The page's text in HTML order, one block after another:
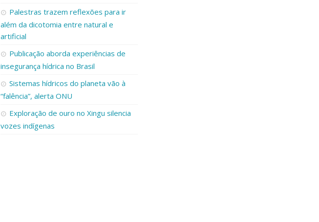
Palestras trazem reflexões para ir
além da dicotomia entre natural e
artificial
Publicação aborda experiências de
insegurança hídrica no Brasil
Sistemas hídricos do planeta vão à
“falência”, alerta ONU
Exploração de ouro no Xingu silencia
vozes indígenas